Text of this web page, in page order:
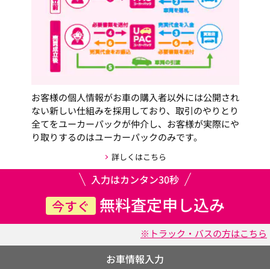
お客様の個人情報がお車の購入者以外には公開され
ない新しい仕組みを採用しており、取引のやりとり
全てをユーカーパックが仲介し、お客様が実際にや
り取りするのはユーカーパックのみです。
詳しくはこちら
入力はカンタン30秒
今すぐ 無料査定申し込み
※トラック・バスの方はこちら
お車情報入力